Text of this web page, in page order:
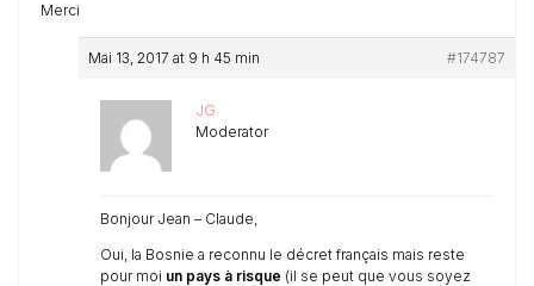
Merci
Mai 13, 2017 at 9 h 45 min #174787
JG
Moderator
Bonjour Jean – Claude,
Oui, la Bosnie a reconnu le décret français mais reste
pour moi un pays à risque (il se peut que vous soyez